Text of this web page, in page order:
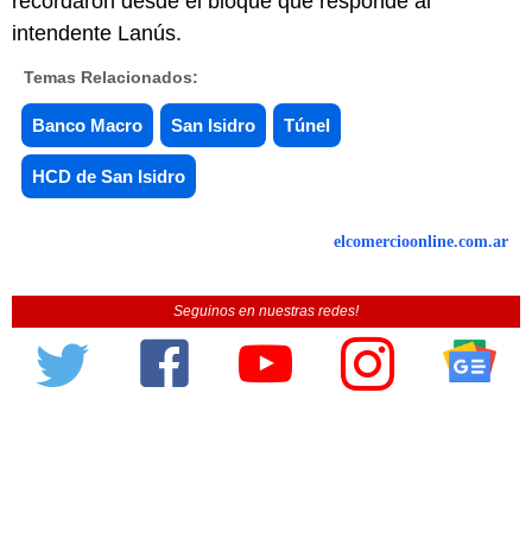
intendente Lanús.
Temas Relacionados:
Banco Macro San Isidro Túnel
HCD de San Isidro
elcomercioonline.com.ar
Seguinos en nuestras redes!